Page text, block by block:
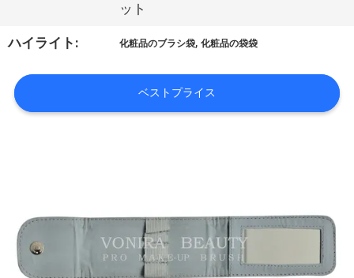
場
旅
行
管
理
ット
ハイライト: 化粧品のブラシ袋,化粧品の袋袋
ベストプライス